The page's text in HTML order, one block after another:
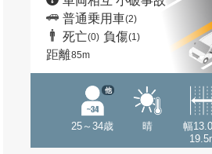
普通乗用車(2)
死亡(0) 負傷(1)
距離85m
25～34歳
他
晴
幅